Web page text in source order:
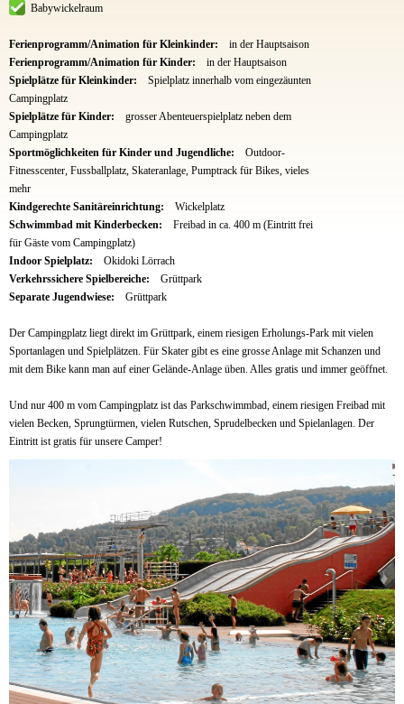
Babywickelraum
Ferienprogramm/Animation für Kleinkinder:
in der Hauptsaison
Ferienprogramm/Animation für Kinder:
in der Hauptsaison
Spielplätze für Kleinkinder:
Spielplatz innerhalb vom eingezäunten
Campingplatz
Spielplätze für Kinder:
grosser Abenteuerspielplatz neben dem
Campingplatz
Sportmöglichkeiten für Kinder und Jugendliche:
Outdoor-
Fitnesscenter, Fussballplatz, Skateranlage, Pumptrack für Bikes, vieles
mehr
Kindgerechte Sanitäreinrichtung:
Wickelplatz
Schwimmbad mit Kinderbecken:
Freibad in ca. 400 m (Eintritt frei
für Gäste vom Campingplatz)
Indoor Spielplatz:
Okidoki Lörrach
Verkehrssichere Spielbereiche:
Grüttpark
Separate Jugendwiese:
Grüttpark
Der Campingplatz liegt direkt im Grüttpark, einem riesigen Erholungs-Park mit vielen
Sportanlagen und Spielplätzen. Für Skater gibt es eine grosse Anlage mit Schanzen und
mit dem Bike kann man auf einer Gelände-Anlage üben. Alles gratis und immer geöffnet.
Und nur 400 m vom Campingplatz ist das Parkschwimmbad, einem riesigen Freibad mit
vielen Becken, Sprungtürmen, vielen Rutschen, Sprudelbecken und Spielanlagen. Der
Eintritt ist gratis für unsere Camper!